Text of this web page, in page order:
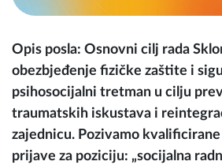
Opis posla: Osnovni cilj rada
obezbjeđenje fizičke zaštite i
psihosocijalni tretman u cilju
traumatskih iskustava i
zajednicu. Pozivamo kvalificirane
prijave za poziciju: „socijalna